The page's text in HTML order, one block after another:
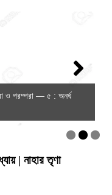
ও পরম্পরা — ৫ : অনর্ঘ
| নাহার তৃণা